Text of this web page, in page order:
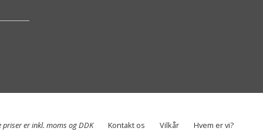
Hvem er vi?
Vilkår
Kontakt os
priser er inkl. moms og DDK